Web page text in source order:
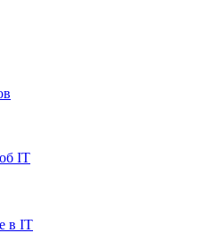
IT
в IT